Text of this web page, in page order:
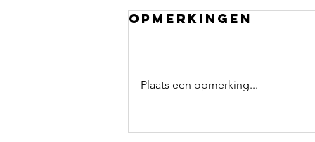
Je kan geen
Opmerkingen
Plaats een opmerking...